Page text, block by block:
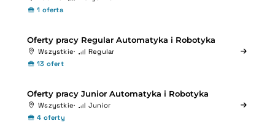
1 oferta
Oferty pracy Regular Automatyka i Robotyka
Wszystkie
Regular
13 ofert
Oferty pracy Junior Automatyka i Robotyka
Wszystkie
Junior
4 oferty